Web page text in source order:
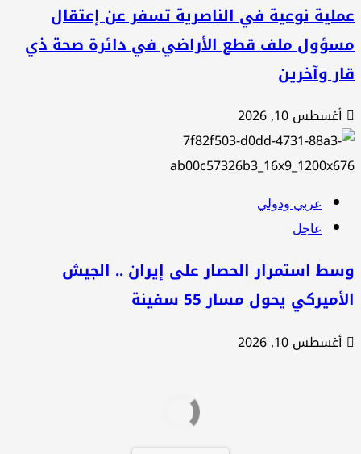
نوعية في الناصرية تسفر عن إعتقال
ملف قطع الأراضي في دائرة صحة ذي
وآخرين
أغسطس 10, 2026
عربي ودولي
عاجل
استمرار الحصار على إيران .. الجيش
يحول مسار 55 سفينة
أغسطس 10, 2026